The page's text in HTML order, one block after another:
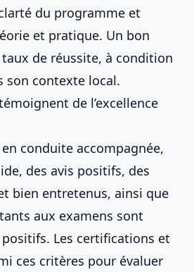
du programme et
et pratique. Un bon
de réussite, à condition
son contexte local.
de l’excellence
conduite accompagnée,
des avis positifs, des
bien entretenus, ainsi que
aux examens sont
Les certifications et
ces critères pour évaluer